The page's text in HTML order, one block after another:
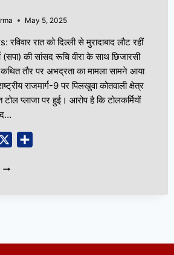
May 5, 2025
रात को दिल्ली से मुरादाबाद लौट रहीं
(सपा) की सांसद रूचि वीरा के साथ छिजारसी
कथित तौर पर अभद्रता का मामला सामने आया
राजमार्ग-9 पर पिलखुवा कोतवाली क्षेत्र
प्लाजा पर हुई। आरोप है कि टोलकर्मियों